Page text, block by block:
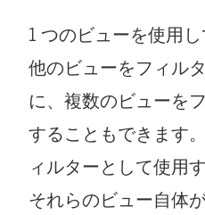
1 つのビューを使用
他のビューをフィル
に、複数のビューを
することもできます
ィルターとして使用
それらのビュー自体